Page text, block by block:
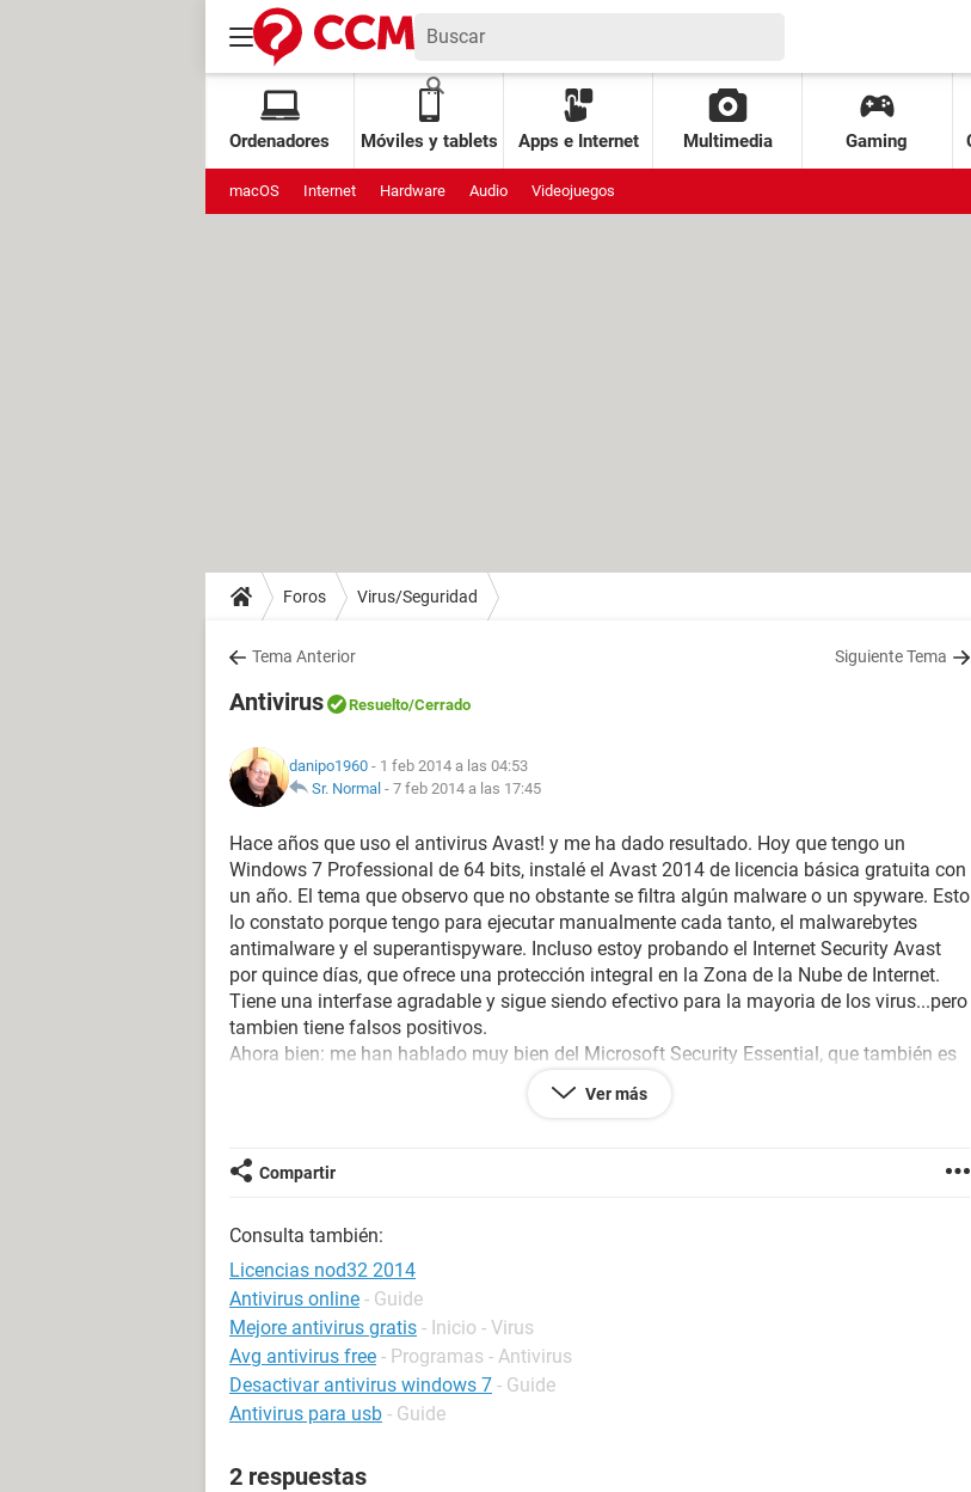
Ordenadores Móviles y tablets Apps e Internet Multimedia Gaming
macOS Internet Hardware Audio Videojuegos
Foros Virus/Seguridad
Tema Anterior Siguiente Tema
Antivirus Resuelto/Cerrado
danipo1960 - 1 feb 2014 a las 04:53
Sr. Normal - 7 feb 2014 a las 17:45
Hace años que uso el antivirus Avast! y me ha dado resultado. Hoy que tengo un
Windows 7 Professional de 64 bits, instalé el Avast 2014 de licencia básica gratuita con
un año. El tema que observo que no obstante se filtra algún malware o un spyware. Esto
lo constato porque tengo para ejecutar manualmente cada tanto, el malwarebytes
antimalware y el superantispyware. Incluso estoy probando el Internet Security Avast
por quince días, que ofrece una protección integral en la Zona de la Nube de Internet.
Tiene una interfase agradable y sigue siendo efectivo para la mayoria de los virus...pero
tambien tiene falsos positivos.
Ahora bien: me han hablado muy bien del Microsoft Security Essential, que también es
¿tienen idea cuál es el mejor de los dos?
pero...lo noto un poquito más lento de lo normal.
Ver más
Compartir
Consulta también:
Licencias nod32 2014
Antivirus online - Guide
Mejore antivirus gratis - Inicio - Virus
Avg antivirus free - Programas - Antivirus
Desactivar antivirus windows 7 - Guide
Antivirus para usb - Guide
2 respuestas